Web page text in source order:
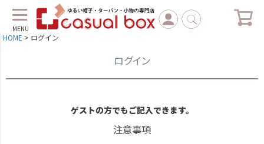
MENU
HOME ログイン
ログイン
ゲストの方でもご記入できます。
注意事項